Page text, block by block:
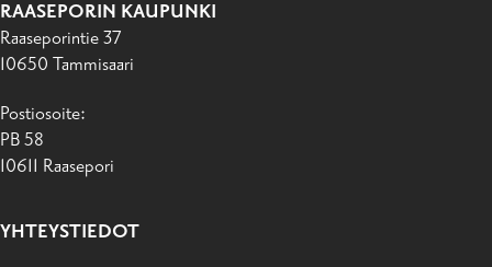
RAASEPORIN KAUPUNKI
Raaseporintie 37
10650 Tammisaari
Postiosoite:
PB 58
10611 Raasepori
YHTEYSTIEDOT